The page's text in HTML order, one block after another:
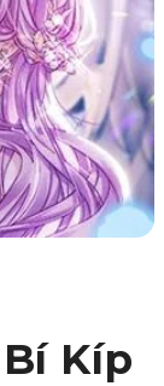
Kíp